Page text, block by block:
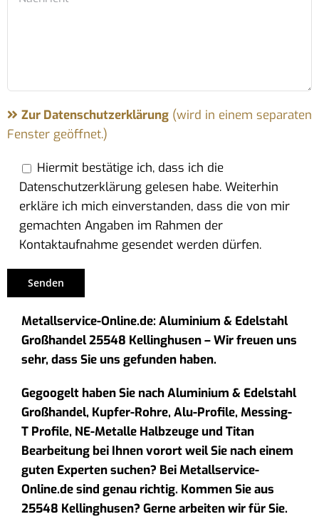
Zur Datenschutzerklärung(wird in einem separaten
Fenster geöffnet.)
Hiermit bestätige ich, dass ich die
Datenschutzerklärung gelesen habe. Weiterhin
erkläre ich mich einverstanden, dass die von mir
gemachten Angaben im Rahmen der
Kontaktaufnahme gesendet werden dürfen.
Metallservice-Online.de: Aluminium & Edelstahl
Großhandel 25548 Kellinghusen – Wir freuen uns
sehr, dass Sie uns gefunden haben.
Gegoogelt haben Sie nach Aluminium & Edelstahl
Großhandel, Kupfer-Rohre, Alu-Profile, Messing-
T Profile, NE-Metalle Halbzeuge und Titan
Bearbeitung bei Ihnen vorort weil Sie nach einem
guten Experten suchen? Bei Metallservice-
Online.de sind genau richtig. Kommen Sie aus
25548 Kellinghusen? Gerne arbeiten wir für Sie.